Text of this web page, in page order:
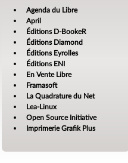
Agenda du Libre
April
Éditions D-BookeR
Éditions Diamond
Éditions Eyrolles
Éditions ENI
En Vente Libre
Framasoft
La Quadrature du Net
Lea-Linux
Open Source Initiative
Imprimerie Grafik Plus